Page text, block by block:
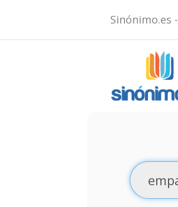
Sinónimo.es -